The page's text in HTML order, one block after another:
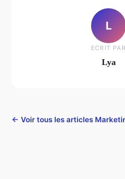
L
ECRIT PAR
Lya
← Voir tous les articles